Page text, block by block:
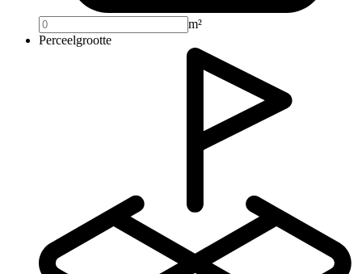
m²
Perceelgrootte